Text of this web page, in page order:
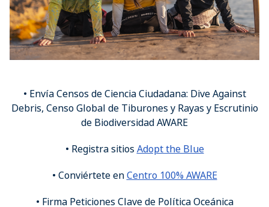
• Envía Censos de Ciencia Ciudadana: Dive Against
Debris, Censo Global de Tiburones y Rayas y Escrutinio
de Biodiversidad AWARE
• Registra sitios Adopt the Blue
• Conviértete enCentro 100% AWARE
• Firma Peticiones Clave de Política Oceánica